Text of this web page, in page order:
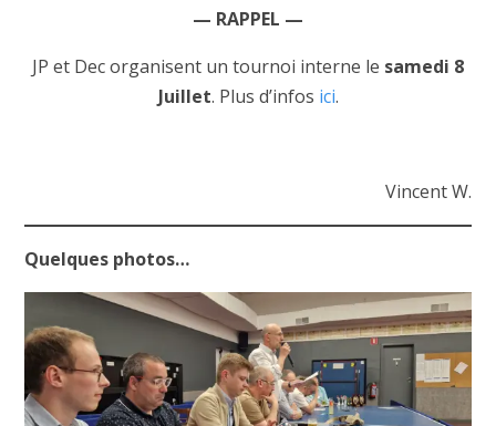
— RAPPEL —
JP et Dec organisent un tournoi interne le samedi 8
Juillet. Plus d’infos ici.
Vincent W.
Quelques photos…